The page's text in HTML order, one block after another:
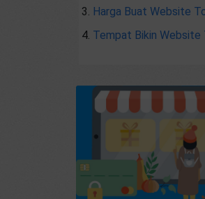
Harga Buat Website
Tempat Bikin Website